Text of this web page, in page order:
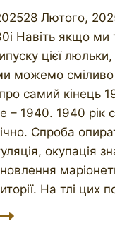
28 Лютого,
Навіть якщо ми
цієї люльки,
можемо
самий кінець
– 1940. 1940 рік
Спроба
окупація
На тлі цих